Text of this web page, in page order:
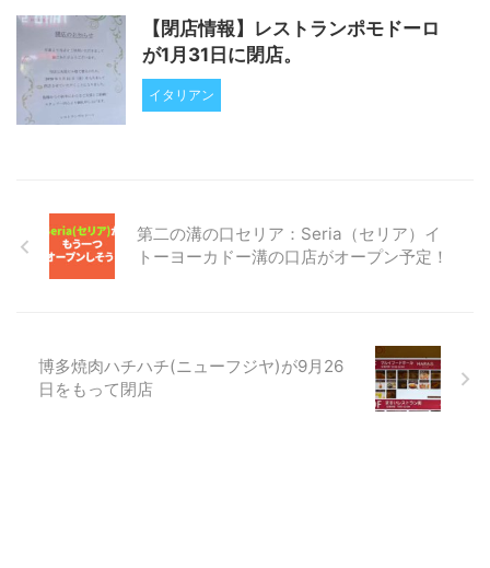
【閉店情報】レストランポモドーロ
が1月31日に閉店。
イタリアン
第二の溝の口セリア：Seria（セリア）イ
トーヨーカドー溝の口店がオープン予定！
博多焼肉ハチハチ(ニューフジヤ)が9月26
日をもって閉店